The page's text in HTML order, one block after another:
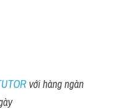
với hàng ngàn